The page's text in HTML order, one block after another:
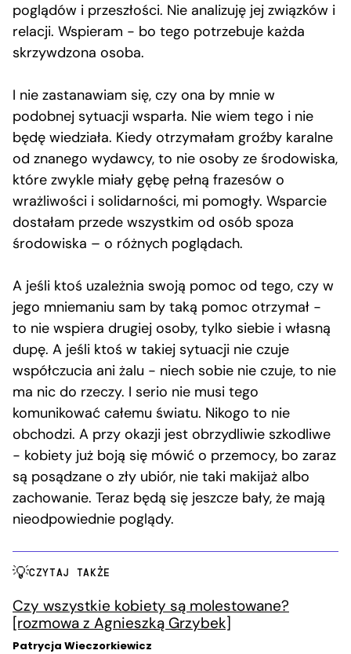
poglądów i przeszłości. Nie analizuję jej związków i
relacji. Wspieram − bo tego potrzebuje każda
skrzywdzona osoba.
I nie zastanawiam się, czy ona by mnie w
podobnej sytuacji wsparła. Nie wiem tego i nie
będę wiedziała. Kiedy otrzymałam groźby karalne
od znanego wydawcy, to nie osoby ze środowiska,
które zwykle miały gębę pełną frazesów o
wrażliwości i solidarności, mi pomogły. Wsparcie
dostałam przede wszystkim od osób spoza
środowiska – o różnych poglądach.
A jeśli ktoś uzależnia swoją pomoc od tego, czy w
jego mniemaniu sam by taką pomoc otrzymał −
to nie wspiera drugiej osoby, tylko siebie i własną
dupę. A jeśli ktoś w takiej sytuacji nie czuje
współczucia ani żalu − niech sobie nie czuje, to nie
ma nic do rzeczy. I serio nie musi tego
komunikować całemu światu. Nikogo to nie
obchodzi. A przy okazji jest obrzydliwie szkodliwe
− kobiety już boją się mówić o przemocy, bo zaraz
są posądzane o zły ubiór, nie taki makijaż albo
zachowanie. Teraz będą się jeszcze bały, że mają
nieodpowiednie poglądy.
CZYTAJ TAKŻE
Czy wszystkie kobiety są molestowane?
[rozmowa z Agnieszką Grzybek]
Patrycja Wieczorkiewicz